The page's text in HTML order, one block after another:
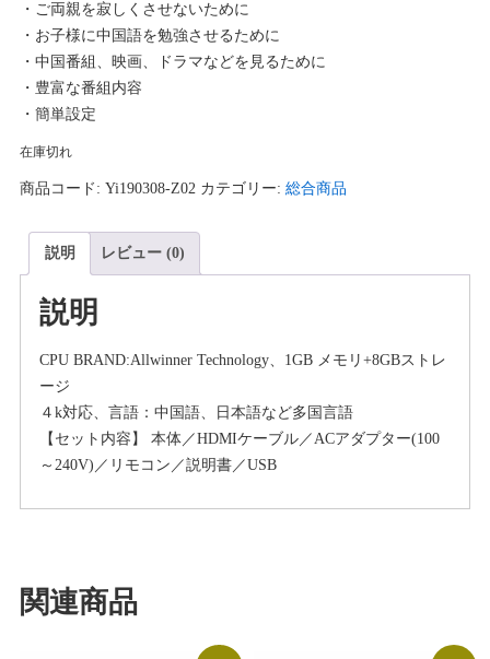
価
格
¥23,405
た。
の
格
す。
・ご両親を寂しくさせないために
・お子様に中国語を勉強させるために
・中国番組、映画、ドラマなどを見るために
・豊富な番組内容
・簡単設定
在庫切れ
商品コード: Yi190308-Z02 カテゴリー: 総合商品
説明 レビュー (0)
説明
CPU BRAND:Allwinner Technology、1GB メモリ+8GBストレ
ージ
４k対応、言語：中国語、日本語など多国言語
【セット内容】 本体／HDMIケーブル／ACアダプター(100
～240V)／リモコン／説明書／USB
関連商品